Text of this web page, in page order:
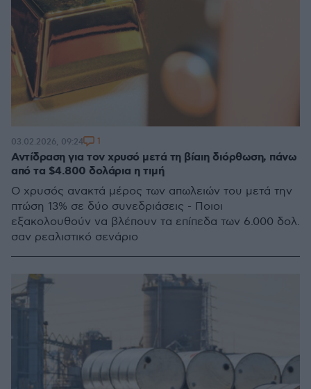
Αντίδραση για τον χρυσό μετά τη βίαιη διόρθωση, πάνω
από τα $4.800 δολάρια η τιμή
Ο χρυσός ανακτά μέρος των απωλειών του μετά την
πτώση 13% σε δύο συνεδριάσεις - Ποιοι
εξακολουθούν να βλέπουν τα επίπεδα των 6.000 δολ.
σαν ρεαλιστικό σενάριο
03.02.2026, 09:24 1